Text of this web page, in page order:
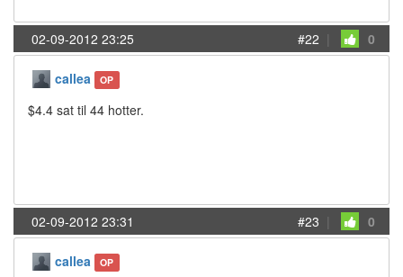
02-09-2012 23:25 #22 | 0
callea OP
$4.4 sat til 44 hotter.
02-09-2012 23:31 #23 | 0
callea OP